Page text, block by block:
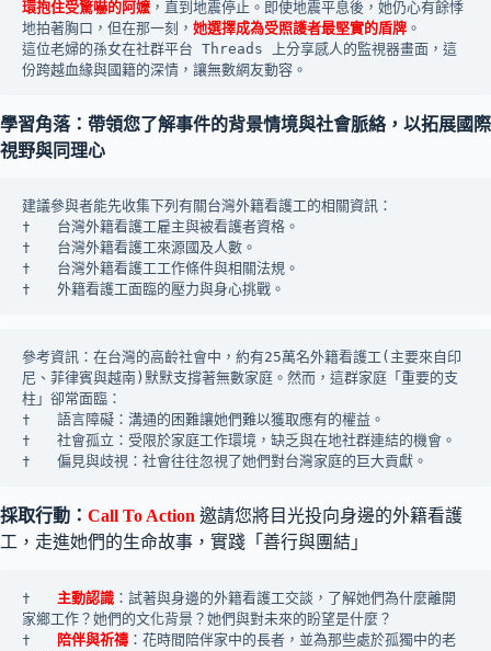
環抱住受驚嚇的阿嬤 ，直到地震停止。即使地震平息後，她仍心有餘悸
地拍著胸口，但在那一刻， 她選擇成為受照護者最堅實的盾牌 。
這位老婦的孫女在社群平台 Threads 上分享感人的監視器畫面，這
份跨越血緣與國籍的深情，讓無數網友動容。
學習角落：帶領您了解事件的背景情境與社會脈絡，以拓展國際
視野與同理心
建議參與者能先收集下列有關台灣外籍看護工的相關資訊：
†	台灣外籍看護工雇主與被看護者資格。
†	台灣外籍看護工來源國及人數。
†	台灣外籍看護工工作條件與相關法規。
†	外籍看護工面臨的壓力與身心挑戰。
參考資訊：在台灣的高齡社會中，約有25萬名外籍看護工(主要來自印
尼、菲律賓與越南)默默支撐著無數家庭。然而，這群家庭「重要的支
柱」卻常面臨：
†	語言障礙：溝通的困難讓她們難以獲取應有的權益。
†	社會孤立：受限於家庭工作環境，缺乏與在地社群連結的機會。
†	偏見與歧視：社會往往忽視了她們對台灣家庭的巨大貢獻。
採取行動： Call To Action 邀請您將目光投向身邊的外籍看護
工，走進她們的生命故事，實踐「善行與團結」
主動認識 ：試著與身邊的外籍看護工交談，了解她們為什麼離開
家鄉工作？她們的文化背景？她們與對未來的盼望是什麼？
陪伴與祈禱 ：花時間陪伴家中的長者，並為那些處於孤獨中的老